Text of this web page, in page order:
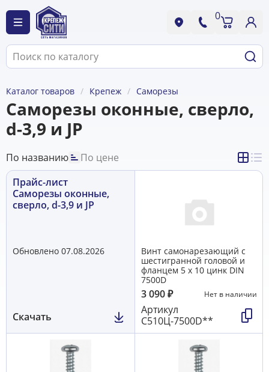
0
Каталог товаров Крепеж Саморезы
Саморезы оконные, сверло,
d-3,9 и JP
По названию
По цене
Прайс-лист
Саморезы оконные,
сверло, d-3,9 и JP
Обновлено 07.08.2026
Скачать
Винт самонарезающий с
шестигранной головой и
фланцем 5 х 10 цинк DIN
7500D
3 090₽ Нет в наличии
Артикул
С510Ц-7500D**